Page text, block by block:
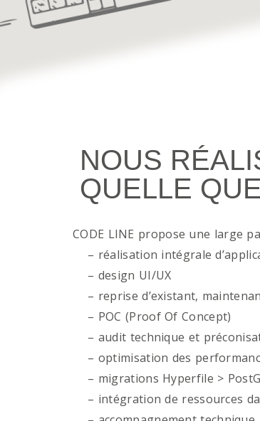
NOUS
QUELLE
CODE LINE propose une large
– réalisation intégrale
– design UI/UX
– reprise d’existant,
– POC (Proof Of Concept)
– audit technique et
– optimisation des
– migrations Hyperfile >
– intégration de ressources